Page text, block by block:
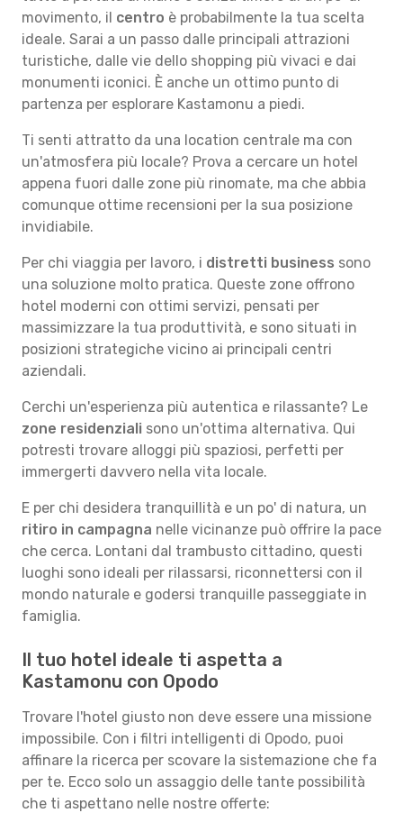
movimento, il centro è probabilmente la tua scelta
ideale. Sarai a un passo dalle principali attrazioni
turistiche, dalle vie dello shopping più vivaci e dai
monumenti iconici. È anche un ottimo punto di
partenza per esplorare Kastamonu a piedi.
Ti senti attratto da una location centrale ma con
un'atmosfera più locale? Prova a cercare un hotel
appena fuori dalle zone più rinomate, ma che abbia
comunque ottime recensioni per la sua posizione
invidiabile.
Per chi viaggia per lavoro, i distretti business sono
una soluzione molto pratica. Queste zone offrono
hotel moderni con ottimi servizi, pensati per
massimizzare la tua produttività, e sono situati in
posizioni strategiche vicino ai principali centri
aziendali.
Cerchi un'esperienza più autentica e rilassante? Le
zone residenziali sono un'ottima alternativa. Qui
potresti trovare alloggi più spaziosi, perfetti per
immergerti davvero nella vita locale.
E per chi desidera tranquillità e un po' di natura, un
ritiro in campagna nelle vicinanze può offrire la pace
che cerca. Lontani dal trambusto cittadino, questi
luoghi sono ideali per rilassarsi, riconnettersi con il
mondo naturale e godersi tranquille passeggiate in
famiglia.
Il tuo hotel ideale ti aspetta a
Kastamonu con Opodo
Trovare l'hotel giusto non deve essere una missione
impossibile. Con i filtri intelligenti di Opodo, puoi
affinare la ricerca per scovare la sistemazione che fa
per te. Ecco solo un assaggio delle tante possibilità
che ti aspettano nelle nostre offerte: